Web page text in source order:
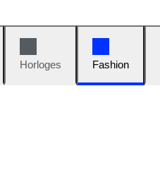
Horloges Fashion